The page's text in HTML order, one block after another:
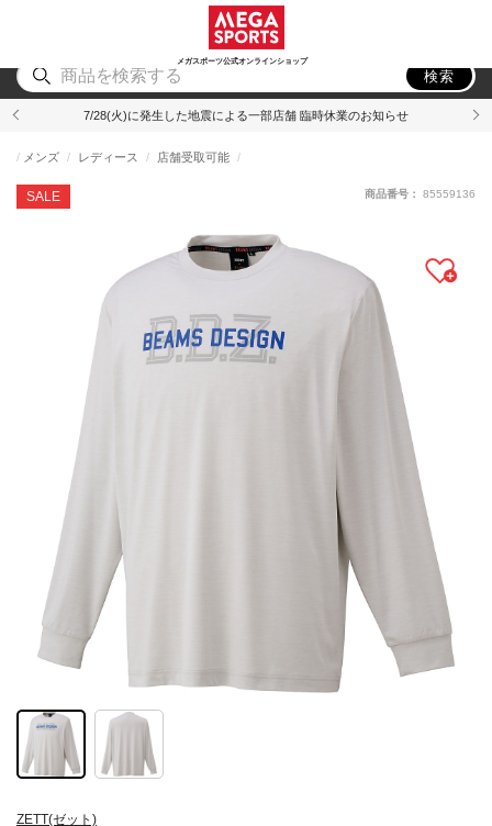
メガスポーツ公式オンラインショップ
アウトドア
検索
7/28(火)に発生した地震による一部店舗 臨時休業のお知らせ
ZETT(ゼット)
SALE
メンズ レディース 店舗受取可能
商品番号： 85559136